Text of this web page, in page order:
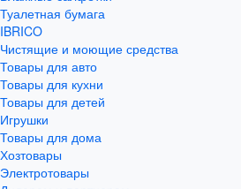
Туалетная бумага
IBRICO
Чистящие и моющие средства
Товары для авто
Товары для кухни
Товары для детей
Игрушки
Товары для дома
Хозтовары
Электротовары